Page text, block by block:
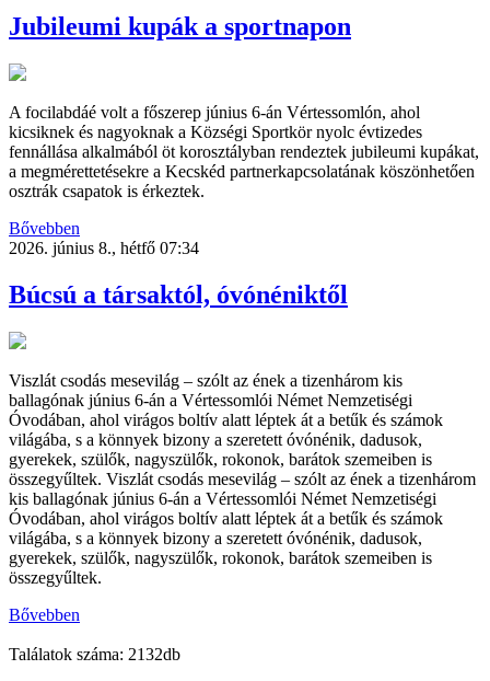
Jubileumi kupák a sportnapon
A focilabdáé volt a főszerep június 6-án Vértessomlón, ahol
kicsiknek és nagyoknak a Községi Sportkör nyolc évtizedes
fennállása alkalmából öt korosztályban rendeztek jubileumi kupákat,
a megmérettetésekre a Kecskéd partnerkapcsolatának köszönhetően
osztrák csapatok is érkeztek.
Bővebben
2026. június 8., hétfő 07:34
Búcsú a társaktól, óvónéniktől
Viszlát csodás mesevilág – szólt az ének a tizenhárom kis
ballagónak június 6-án a Vértessomlói Német Nemzetiségi
Óvodában, ahol virágos boltív alatt léptek át a betűk és számok
világába, s a könnyek bizony a szeretett óvónénik, dadusok,
gyerekek, szülők, nagyszülők, rokonok, barátok szemeiben is
összegyűltek. Viszlát csodás mesevilág – szólt az ének a tizenhárom
kis ballagónak június 6-án a Vértessomlói Német Nemzetiségi
Óvodában, ahol virágos boltív alatt léptek át a betűk és számok
világába, s a könnyek bizony a szeretett óvónénik, dadusok,
gyerekek, szülők, nagyszülők, rokonok, barátok szemeiben is
összegyűltek.
Bővebben
Találatok száma: 2132db